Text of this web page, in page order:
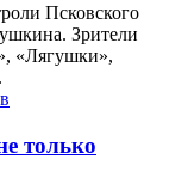
Псковского
Зрители
«Лягушки»,
только